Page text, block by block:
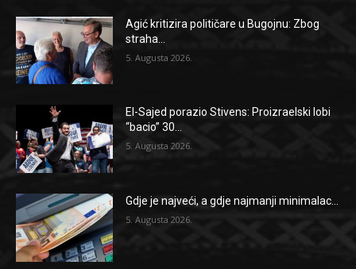
Agić kritizira političare u Bugojnu: Zbog
straha...
5. Augusta 2026.
El-Sajed porazio Stivens: Proizraelski lobi
“bacio” 30...
5. Augusta 2026.
Gdje je najveći, a gdje najmanji minimalac...
5. Augusta 2026.